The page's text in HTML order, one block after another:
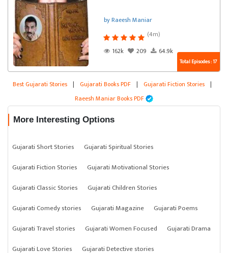
by Raeesh Maniar
(4m)
162k
209 64.9k
Total Episodes : 17
Best Gujarati Stories | Gujarati Books PDF | Gujarati Fiction Stories |
Raeesh Maniar Books PDF
More Interesting Options
Gujarati Short Stories
Gujarati Spiritual Stories
Gujarati Fiction Stories
Gujarati Motivational Stories
Gujarati Classic Stories
Gujarati Children Stories
Gujarati Comedy stories
Gujarati Magazine
Gujarati Poems
Gujarati Travel stories
Gujarati Women Focused
Gujarati Drama
Gujarati Love Stories
Gujarati Detective stories